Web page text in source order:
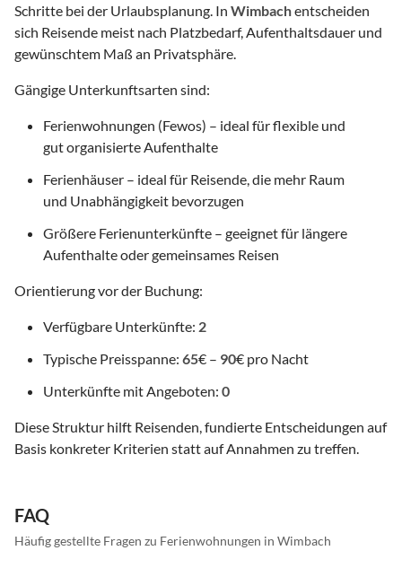
Schritte bei der Urlaubsplanung. In Wimbachentscheiden
sich Reisende meist nach Platzbedarf, Aufenthaltsdauer und
gewünschtem Maß an Privatsphäre.
Gängige Unterkunftsarten sind:
Ferienwohnungen (Fewos) – ideal für flexible und
gut organisierte Aufenthalte
Ferienhäuser – ideal für Reisende, die mehr Raum
und Unabhängigkeit bevorzugen
Größere Ferienunterkünfte – geeignet für längere
Aufenthalte oder gemeinsames Reisen
Orientierung vor der Buchung:
Verfügbare Unterkünfte: 2
Typische Preisspanne: 65€ – 90€ pro Nacht
Unterkünfte mit Angeboten: 0
Diese Struktur hilft Reisenden, fundierte Entscheidungen auf
Basis konkreter Kriterien statt auf Annahmen zu treffen.
FAQ
Häufig gestellte Fragen zu Ferienwohnungen in Wimbach